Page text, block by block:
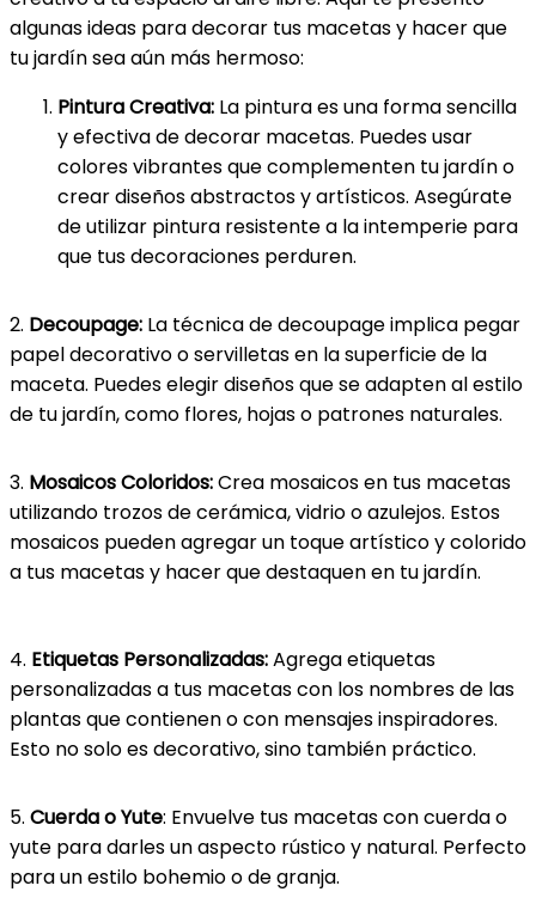
algunas ideas para decorar tus macetas y hacer que
tu jardín sea aún más hermoso:
Pintura Creativa: La pintura es una forma sencilla
y efectiva de decorar macetas. Puedes usar
colores vibrantes que complementen tu jardín o
crear diseños abstractos y artísticos. Asegúrate
de utilizar pintura resistente a la intemperie para
que tus decoraciones perduren.
2. Decoupage: La técnica de decoupage implica pegar
papel decorativo o servilletas en la superficie de la
maceta. Puedes elegir diseños que se adapten al estilo
de tu jardín, como flores, hojas o patrones naturales.
3. Mosaicos Coloridos:Crea mosaicos en tus macetas
utilizando trozos de cerámica, vidrio o azulejos. Estos
mosaicos pueden agregar un toque artístico y colorido
a tus macetas y hacer que destaquen en tu jardín.
4. Etiquetas Personalizadas:Agrega etiquetas
personalizadas a tus macetas con los nombres de las
plantas que contienen o con mensajes inspiradores.
Esto no solo es decorativo, sino también práctico.
5. Cuerda o Yute: Envuelve tus macetas con cuerda o
yute para darles un aspecto rústico y natural. Perfecto
para un estilo bohemio o de granja.